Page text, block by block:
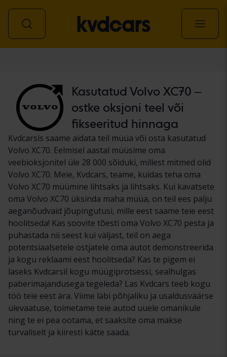
Kasutatud Volvo XC70 –
ostke oksjoni teel või
fikseeritud hinnaga
Kvdcarsis saame aidata teil müüa või osta kasutatud
Volvo XC70. Eelmisel aastal müüsime oma
veebioksjonitel üle 28 000 sõiduki, millest mitmed olid
Volvo XC70. Meie, Kvdcars, teame, kuidas teha oma
Volvo XC70 müümine lihtsaks ja lihtsaks. Kui kavatsete
oma Volvo XC70 üksinda maha müüa, on teil ees palju
aeganõudvaid jõupingutusi, mille eest saame teie eest
hoolitseda! Kas soovite tõesti oma Volvo XC70 pesta ja
puhastada nii seest kui väljast, teil on aega
potentsiaalsetele ostjatele oma autot demonstreerida
ja kogu reklaami eest hoolitseda? Kas te pigem ei
laseks Kvdcarsil kogu müügiprotsessi, sealhulgas
paberimajandusega tegeleda? Las Kvdcars teeb kogu
töö teie eest ära. Viime läbi põhjaliku ja usaldusväärse
ülevaatuse, toimetame teie autod uuele omanikule
ning te ei pea ootama, et saaksite oma makse
turvaliselt ja kiiresti kätte saada.